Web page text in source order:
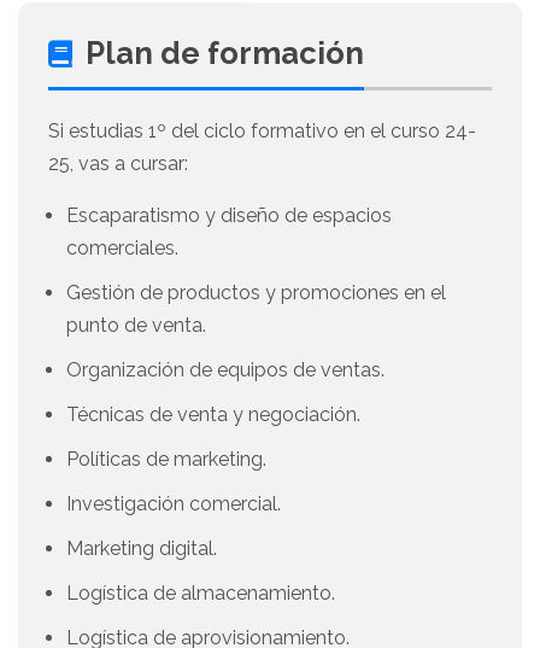
Plan de formación
Si estudias 1º del ciclo formativo en el curso 24-
25, vas a cursar:
Escaparatismo y diseño de espacios
comerciales.
Gestión de productos y promociones en el
punto de venta.
Organización de equipos de ventas.
Técnicas de venta y negociación.
Políticas de marketing.
Investigación comercial.
Marketing digital.
Logística de almacenamiento.
Logística de aprovisionamiento.